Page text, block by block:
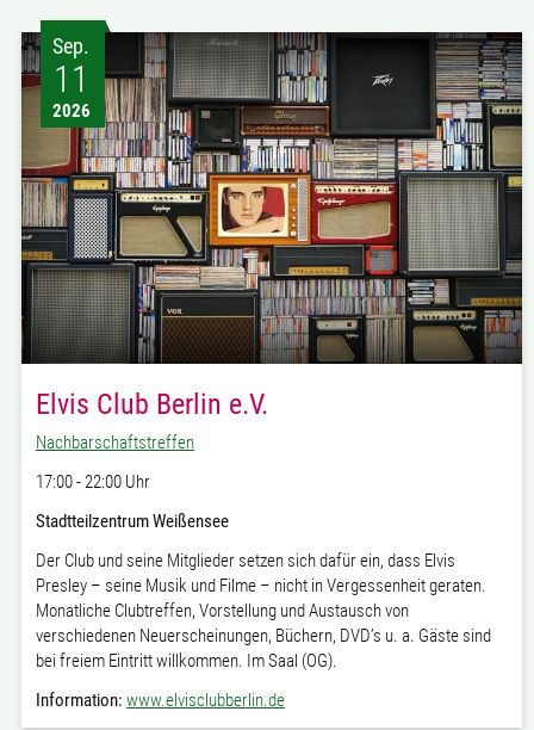
Sep.
11
2026
Elvis Club Berlin e.V.
Nachbarschaftstreffen
17:00 - 22:00 Uhr
Stadtteilzentrum Weißensee
Der Club und seine Mitglieder setzen sich dafür ein, dass Elvis
Presley – seine Musik und Filme – nicht in Vergessenheit geraten.
Monatliche Clubtreffen, Vorstellung und Austausch von
verschiedenen Neuerscheinungen, Büchern, DVD’s u. a. Gäste sind
bei freiem Eintritt willkommen. Im Saal (OG).
Information: www.elvisclubberlin.de